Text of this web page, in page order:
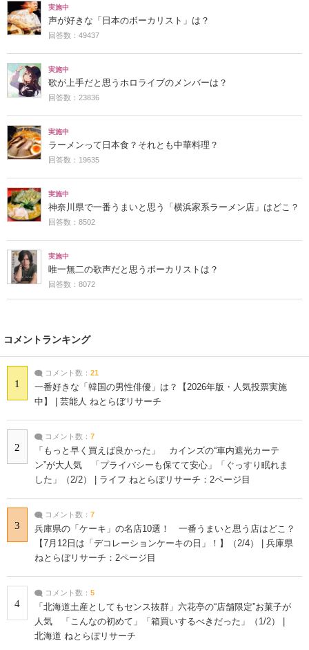
実施中
声が好きな「日本のボーカリスト」は？
回答数：49437
実施中
歌が上手だと思うホロライブのメンバーは？
回答数：23836
実施中
ラーメンって日本食？それとも中華料理？
回答数：19635
実施中
神奈川県で一番うまいと思う「横浜家系ラーメン店」はどこ？
回答数：8502
実施中
唯一無二の歌声だと思うボーカリストは？
回答数：8072
コメントランキング
1
コメント数： 21
一番好きな「韓国の男性俳優」は？【2026年版・人気投票実施
中】 | 芸能人 ねとらぼリサーチ
2
コメント数： 7
「もっと早く買えば良かった」 カインズの“車内遮光カーテ
ン”が大人気 「プライバシーも保てて安心」「ぐっすり眠れま
した」（2/2） | ライフ ねとらぼリサーチ：2ページ目
3
コメント数： 7
兵庫県の「ケーキ」の名店10選！ 一番うまいと思う店はどこ？
【7月12日は「デコレーションケーキの日」！】（2/4） | 兵庫県
ねとらぼリサーチ：2ページ目
4
コメント数： 5
「北海道土産としてもセンス抜群」六花亭の“店舗限定”お菓子が
人気 「こんなの初めて」「箱買いするべきだった」（1/2） |
北海道 ねとらぼリサーチ